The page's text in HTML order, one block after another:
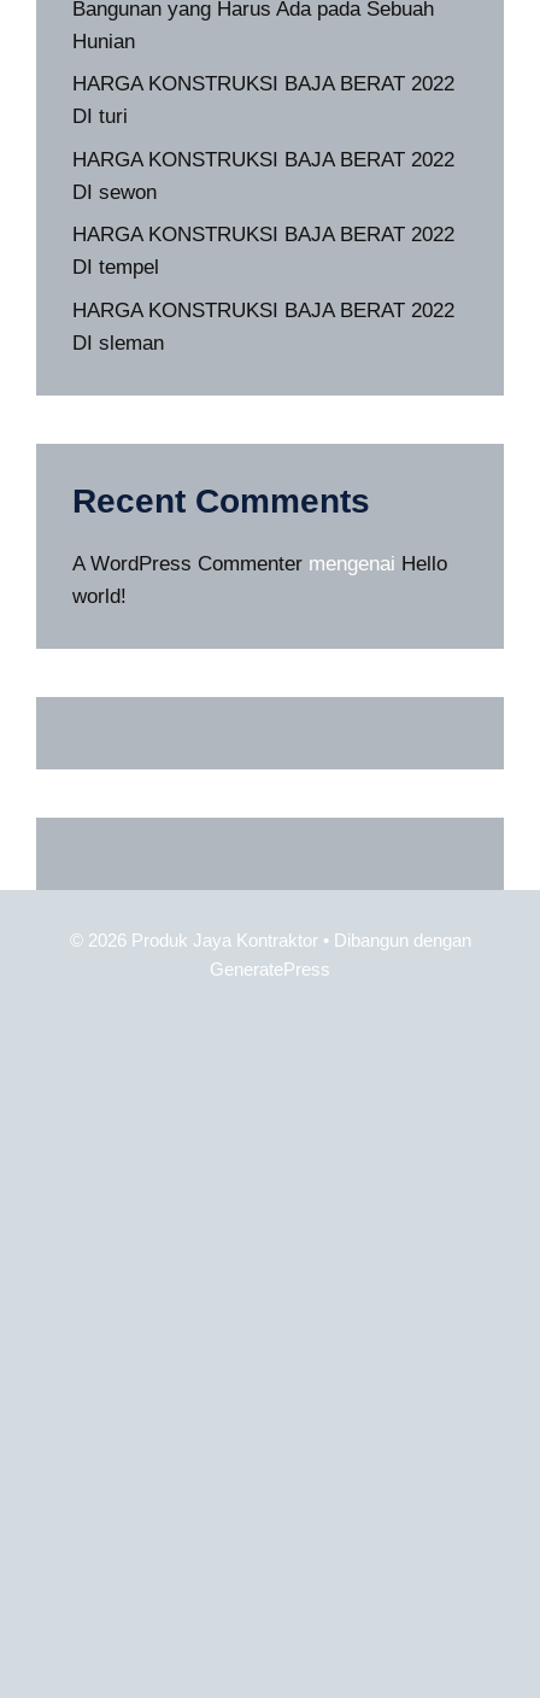
Bangunan yang Harus Ada pada Sebuah
Hunian
HARGA KONSTRUKSI BAJA BERAT 2022
DI turi
HARGA KONSTRUKSI BAJA BERAT 2022
DI sewon
HARGA KONSTRUKSI BAJA BERAT 2022
DI tempel
HARGA KONSTRUKSI BAJA BERAT 2022
DI sleman
Recent Comments
A WordPress Commenter mengenai Hello
world!
© 2026 Produk Jaya Kontraktor• Dibangun dengan
GeneratePress